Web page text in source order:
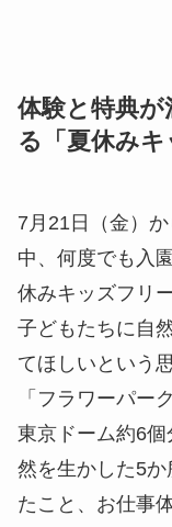
体験と特典
る「夏休みキ
7月21日（金）
中、何度でも入
休みキッズフリ
子どもたちに自
てほしいという
「フラワーパー
東京ドーム約6
然を生かした5
たこと、お仕事